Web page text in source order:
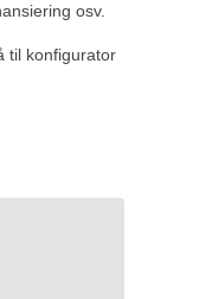
osv.
til konfigurator